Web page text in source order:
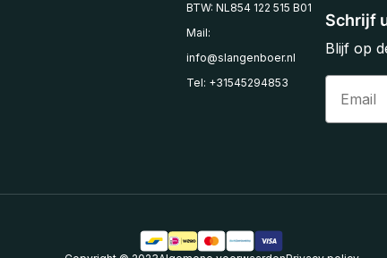
Schrijf
Blijf op
Email
BTW: NL854 122 515 B01
Mail:
info@slangenboer.nl
Tel: +31545294853